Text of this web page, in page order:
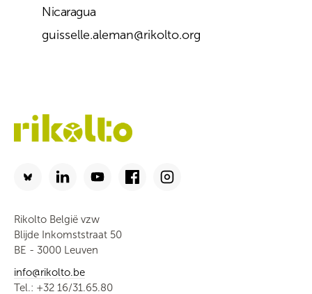
Nicaragua
guisselle.aleman@rikolto.org
Rikolto België vzw
Blijde Inkomststraat 50
BE - 3000 Leuven
info@rikolto.be
Tel.: +32 16/31.65.80